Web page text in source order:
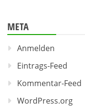
META
Anmelden
Eintrags-Feed
Kommentar-Feed
WordPress.org